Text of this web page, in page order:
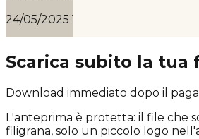
24/05/2025 15:04
Scarica subito la tua
Download immediato dopo il
L'anteprima è protetta: il file che
filigrana, solo un piccolo logo